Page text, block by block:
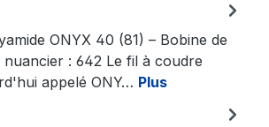
ONYX 40 (81) – Bobine de
: 642 Le fil à coudre
appelé ONY… Plus